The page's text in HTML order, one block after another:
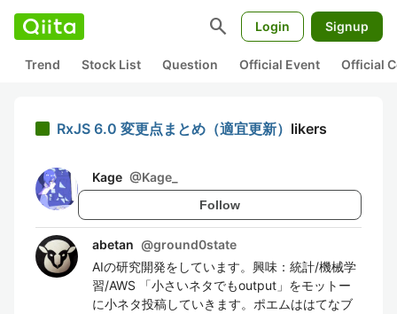
search Login Signup
Trend Stock List Question Official Event Official
RxJS 6.0 変更点まとめ（適宜更新） likers
Kage @Kage_
Follow
abetan @ground0state
AIの研究開発をしています。興味：統計/機械学
習/AWS 「小さいネタでもoutput」をモットー
に小ネタ投稿していきます。ポエムははてなブ